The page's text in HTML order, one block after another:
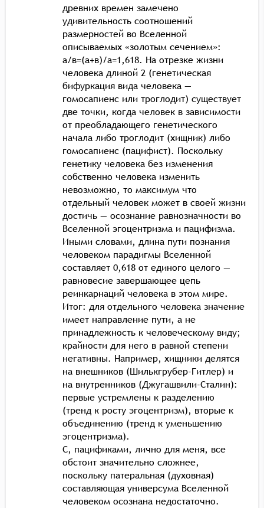
древних времен замечено
удивительность соотношений
размерностей во Вселенной
описываемых «золотым сечением»:
а/в=(а+в)/а=1,618. На отрезке жизни
человека длиной 2 (генетическая
бифуркация вида человека —
гомосапиенс или троглодит) существует
две точки, когда человек в зависимости
от преобладающего генетического
начала либо троглодит (хищник) либо
гомосапиенс (пацифист). Поскольку
генетику человека без изменения
собственно человека изменить
невозможно, то максимум что
отдельный человек может в своей жизни
достичь — осознание равнозначности во
Вселенной эгоцентризма и пацифизма.
Иными словами, длина пути познания
человеком парадигмы Вселенной
составляет 0,618 от единого целого —
равновесие завершающее цепь
реинкарнаций человека в этом мире.
Итог: для отдельного человека значение
имеет направление пути, а не
принадлежность к человеческому виду;
крайности для него в равной степени
негативны. Например, хищники делятся
на внешников (Шилькгрубер-Гитлер) и
на внутренников (Джугашвили-Сталин):
первые устремлены к разделению
(тренд к росту эгоцентризм), вторые к
объединению (тренд к уменьшению
эгоцентризма).
С, пацификами, лично для меня, все
обстоит значительно сложнее,
поскольку патеральная (духовная)
составляющая универсума Вселенной
человеком осознана недостаточно.